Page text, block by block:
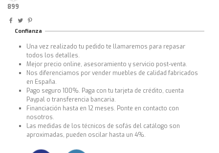
899
Confianza
Una vez realizado tu pedido te llamaremos para repasar
todos los detalles.
Mejor precio online, asesoramiento y servicio post-venta.
Nos diferenciamos por vender muebles de calidad fabricados
en España.
Pago seguro 100%. Paga con tu tarjeta de crédito, cuenta
Paypal o transferencia bancaria.
Financiación hasta en 12 meses. Ponte en contacto con
nosotros.
Las medidas de los técnicos de sofás del catálogo son
aproximadas, pueden oscilar hasta un 4%.